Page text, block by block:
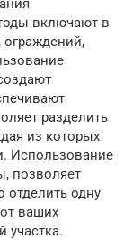
включают в
разделить
из которых
Использование
позволяет
отделить одну
ваших
участка.